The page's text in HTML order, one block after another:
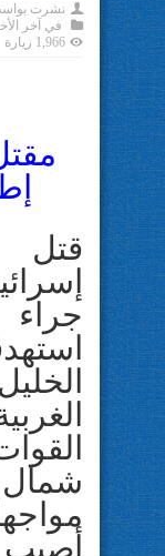
نشرت
في آخر
1,966 زيارة
جراء